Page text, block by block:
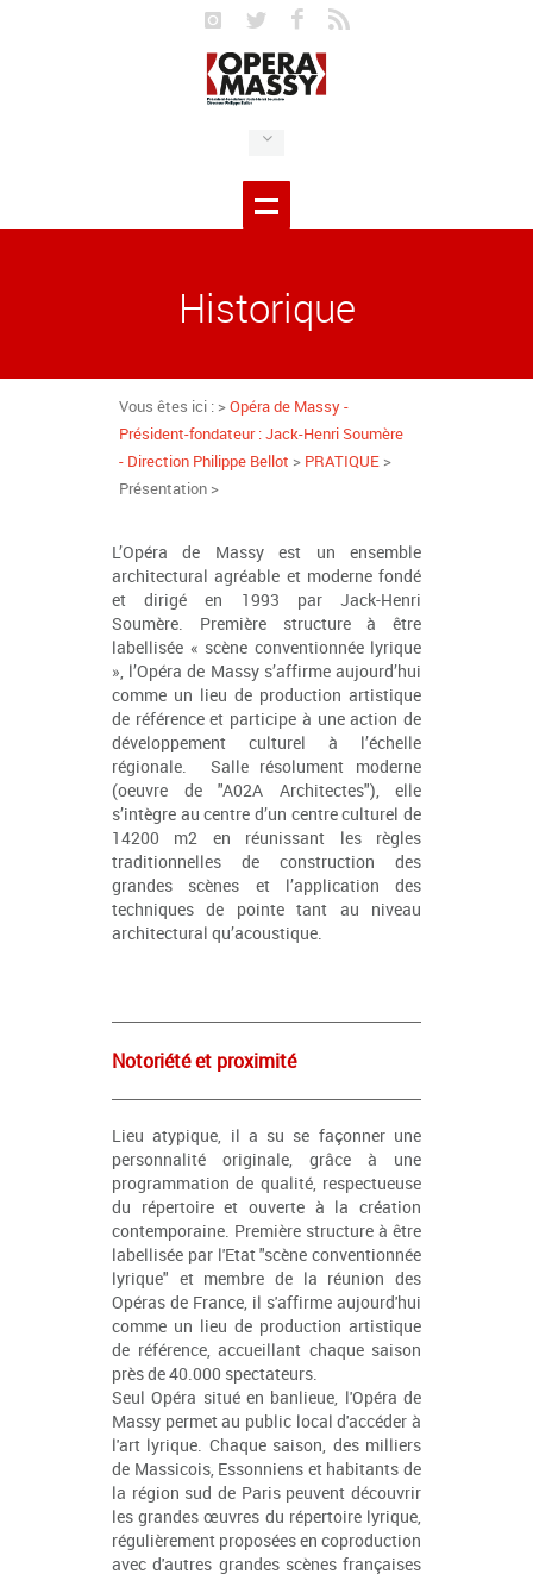
Historique
Vous êtes ici : >Opéra de Massy -
Président-fondateur : Jack-Henri Soumère
- Direction Philippe Bellot > PRATIQUE >
Présentation >
L’Opéra de Massy est un ensemble
architectural agréable et moderne fondé
et dirigé en 1993 par Jack-Henri
Soumère. Première structure à être
labellisée « scène conventionnée lyrique
», l’Opéra de Massy s’affirme aujourd’hui
comme un lieu de production artistique
de référence et participe à une action de
développement culturel à l’échelle
régionale. Salle résolument moderne
(oeuvre de "A02A Architectes"), elle
s’intègre au centre d’un centre culturel de
14200 m2 en réunissant les règles
traditionnelles de construction des
grandes scènes et l’application des
techniques de pointe tant au niveau
architectural qu’acoustique.
Notoriété et proximité
Lieu atypique, il a su se façonner une
personnalité originale, grâce à une
programmation de qualité, respectueuse
du répertoire et ouverte à la création
contemporaine. Première structure à être
labellisée par l'Etat "scène conventionnée
lyrique" et membre de la réunion des
Opéras de France, il s'affirme aujourd'hui
comme un lieu de production artistique
de référence, accueillant chaque saison
près de 40.000 spectateurs.
Seul Opéra situé en banlieue, l'Opéra de
Massy permet au public local d'accéder à
l'art lyrique. Chaque saison, des milliers
de Massicois, Essonniens et habitants de
la région sud de Paris peuvent découvrir
les grandes œuvres du répertoire lyrique,
régulièrement proposées en coproduction
avec d'autres grandes scènes françaises